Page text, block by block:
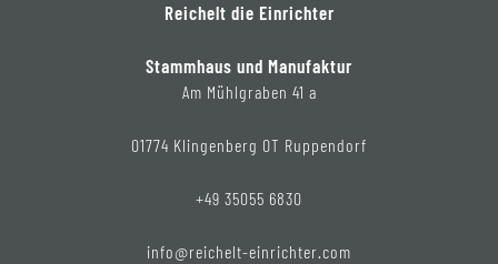
Reichelt die Einrichter
Stammhaus und Manufaktur
Am Mühlgraben 41 a
01774 Klingenberg OT Ruppendorf
+49 35055 6830
info@reichelt-einrichter.com